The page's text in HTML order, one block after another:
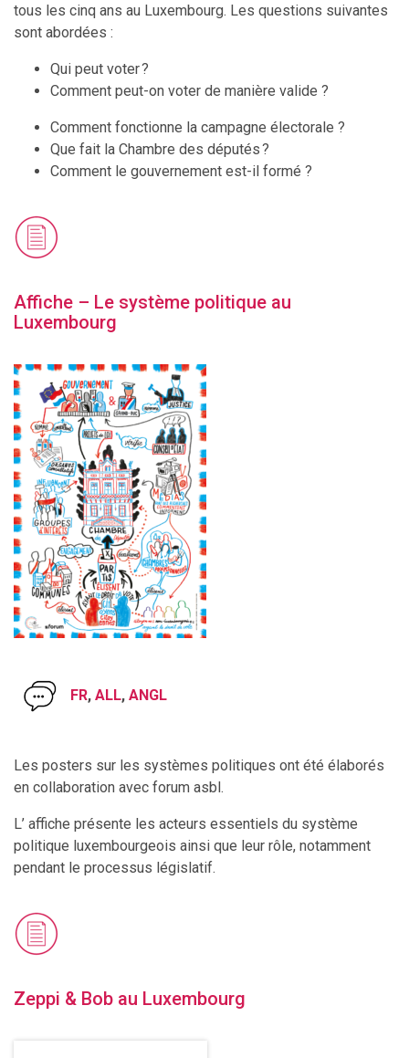
tous les cinq ans au Luxembourg. Les questions suivantes
sont abordées :
Qui peut voter ?
Comment peut-on voter de manière valide ?
Comment fonctionne la campagne électorale ?
Que fait la Chambre des députés ?
Comment le gouvernement est-il formé ?
Affiche – Le système politique au
Luxembourg
FR, ALL, ANGL
Les posters sur les systèmes politiques ont été élaborés
en collaboration avec forum asbl.
L’ affiche présente les acteurs essentiels du système
politique luxembourgeois ainsi que leur rôle, notamment
pendant le processus législatif.
Zeppi & Bob au Luxembourg